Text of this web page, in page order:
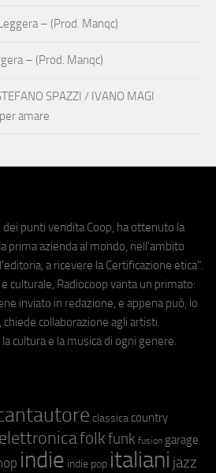
– (Prod. Manqc)
– (Prod. Manqc)
SPAZZI / IVANO MAGI
amare
dei punti vendita Coop, ha ottenuto la
prima azienda al mondo, nell'ambito
a ricevere la Certificazione etica".
culturale, Radiocoop vanta un primato:
inviato in redazione, e appena può, lo
chiede collaborazione agli artisti.
cultura e la musica di ogni genere.
classica country
elettronicafolkfunk fusion garage
indie indie pop italiani jazz